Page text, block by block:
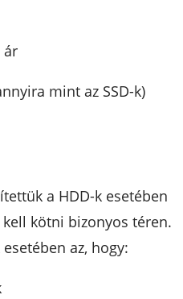
ár
mint az SSD-k)
a HDD-k esetében
kötni bizonyos téren.
az, hogy: